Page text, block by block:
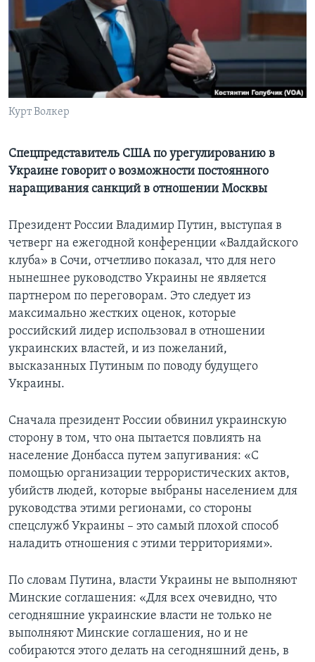
Learning English
СОЦИАЛЬНЫЕ СЕТИ
Курт Волкер
Спецпредставитель США по урегулированию в
Украине говорит о возможности постоянного
наращивания санкций в отношении Москвы
Президент России Владимир Путин, выступая в
четверг на ежегодной конференции «Валдайского
клуба» в Сочи, отчетливо показал, что для него
нынешнее руководство Украины не является
партнером по переговорам. Это следует из
максимально жестких оценок, которые
российский лидер использовал в отношении
украинских властей, и из пожеланий,
высказанных Путиным по поводу будущего
Украины.
Сначала президент России обвинил украинскую
сторону в том, что она пытается повлиять на
население Донбасса путем запугивания: «С
помощью организации террористических актов,
убийств людей, которые выбраны населением для
руководства этими регионами, со стороны
спецслужб Украины – это самый плохой способ
наладить отношения с этими территориями».
По словам Путина, власти Украины не выполняют
Минские соглашения: «Для всех очевидно, что
сегодняшние украинские власти не только не
выполняют Минские соглашения, но и не
собираются этого делать на сегодняшний день, в